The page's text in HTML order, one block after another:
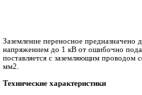
Заземление переносное
напряжением до 1 кВ от ошибочно
поставляется с заземляющим
мм2.
Технические характеристики